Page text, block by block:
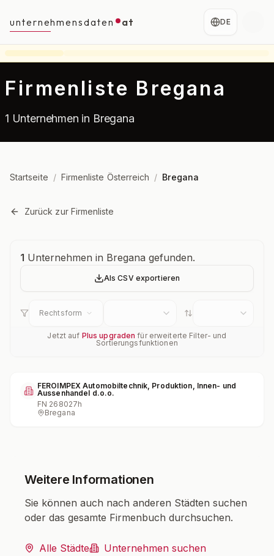
unternehmensdaten at DE
Firmenliste Bregana
1 Unternehmen in Bregana
Startseite / Firmenliste Österreich / Bregana
Zurück zur Firmenliste
Unternehmensübersicht
1 Unternehmen in Bregana gefunden.
Als CSV exportieren
Rechtsform
Jetzt auf Plus upgraden für erweiterte Filter- und
Sortierungsfunktionen
FEROIMPEX Automobiltechnik, Produktion, Innen- und
Aussenhandel d.o.o.
FN 268027h
Bregana
Weitere Informationen
Sie können auch nach anderen Städten suchen
oder das gesamte Firmenbuch durchsuchen.
Alle Städte Unternehmen suchen